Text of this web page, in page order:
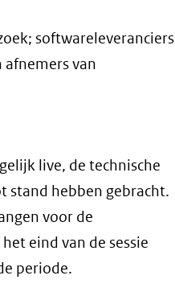
softwareleveranciers
van
live, de technische
stand hebben gebracht.
voor de
eind van de sessie
periode.